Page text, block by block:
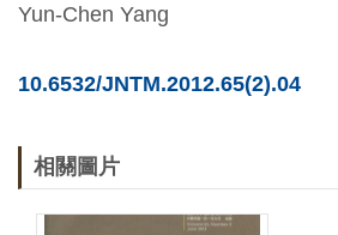
善
施
服
Yun-Chen Yang
10.6532/JNTM.2012.65(2).04
相關圖片